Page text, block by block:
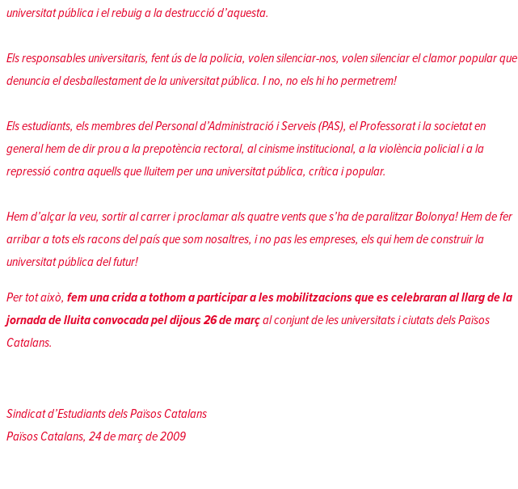
universitat pública i el rebuig a la destrucció d’aquesta.
Els responsables universitaris, fent ús de la policia, volen silenciar-nos, volen silenciar el clamor popular que
denuncia el desballestament de la universitat pública. I no, no els hi ho permetrem!
Els estudiants, els membres del Personal d’Administració i Serveis (PAS), el Professorat i la societat en
general hem de dir prou a la prepotència rectoral, al cinisme institucional, a la violència policial i a la
repressió contra aquells que lluitem per una universitat pública, crítica i popular.
Hem d’alçar la veu, sortir al carrer i proclamar als quatre vents que s’ha de paralitzar Bolonya! Hem de fer
arribar a tots els racons del país que som nosaltres, i no pas les empreses, els qui hem de construir la
universitat pública del futur!
Per tot això, fem una crida a tothom a participar a les mobilitzacions que es celebraran al llarg de la
jornada de lluita convocada pel dijous 26 de marçal conjunt de les universitats i ciutats dels Països
Catalans.
Sindicat d’Estudiants dels Països Catalans
Països Catalans, 24 de març de 2009